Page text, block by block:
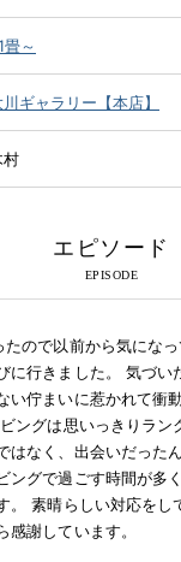
CHANNEL
質問
せ
畳～
川ギャラリー【本店】
村
エピソード
たので以前から気にな
に行きました。 気づい
い佇まいに惹かれて衝
ングは思いっきりラン
はなく、出会いだった
ングで過ごす時間が多
。 素晴らしい対応をし
感謝しています。